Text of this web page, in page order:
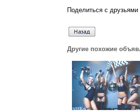
Поделиться с
Другие похожие